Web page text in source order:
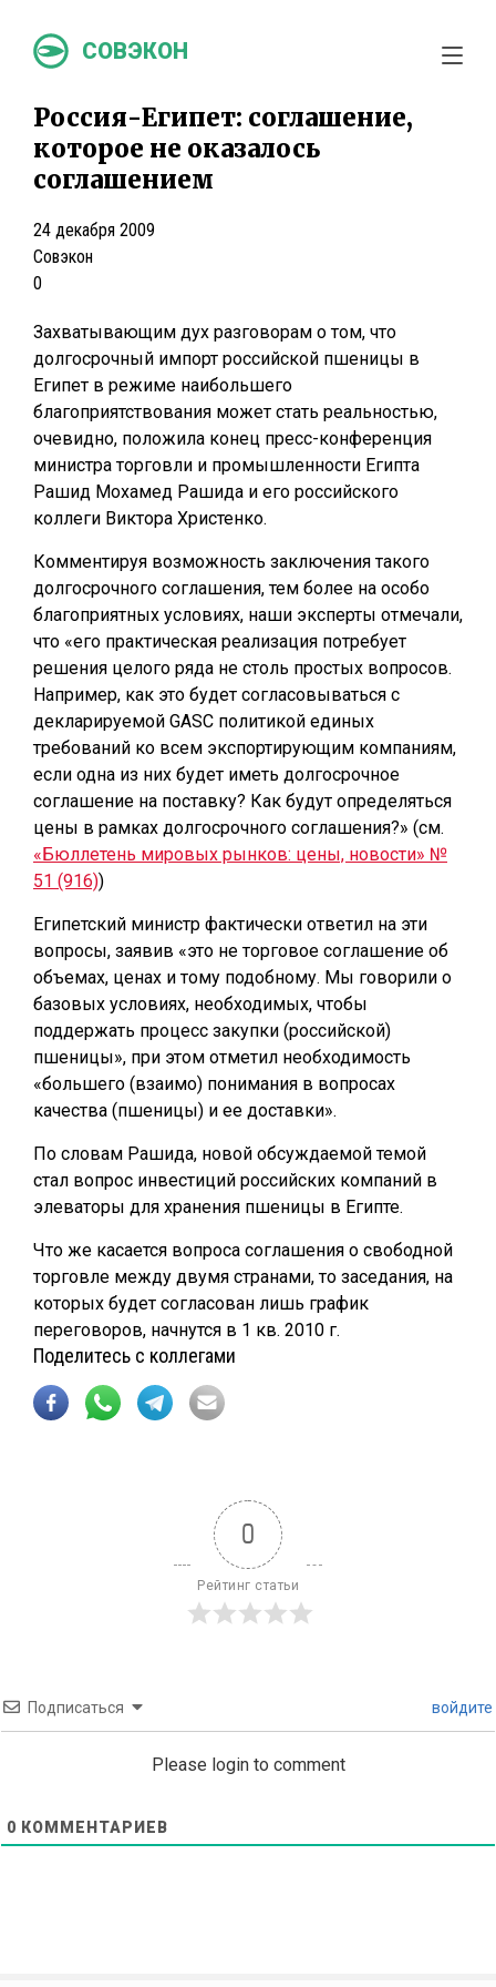
СОВЭКОН
Россия-Египет: соглашение,
которое не оказалось
соглашением
24 декабря 2009
Совэкон
0
Захватывающим дух разговорам о том, что
долгосрочный импорт российской пшеницы в
Египет в режиме наибольшего
благоприятствования может стать реальностью,
очевидно, положила конец пресс-конференция
министра торговли и промышленности Египта
Рашид Мохамед Рашида и его российского
коллеги Виктора Христенко.
Комментируя возможность заключения такого
долгосрочного соглашения, тем более на особо
благоприятных условиях, наши эксперты отмечали,
что «его практическая реализация потребует
решения целого ряда не столь простых вопросов.
Например, как это будет согласовываться с
декларируемой GASC политикой единых
требований ко всем экспортирующим компаниям,
если одна из них будет иметь долгосрочное
соглашение на поставку? Как будут определяться
цены в рамках долгосрочного соглашения?» (см.
«Бюллетень мировых рынков: цены, новости» №
51 (916))
Египетский министр фактически ответил на эти
вопросы, заявив «это не торговое соглашение об
объемах, ценах и тому подобному. Мы говорили о
базовых условиях, необходимых, чтобы
поддержать процесс закупки (российской)
пшеницы», при этом отметил необходимость
«большего (взаимо) понимания в вопросах
качества (пшеницы) и ее доставки».
По словам Рашида, новой обсуждаемой темой
стал вопрос инвестиций российских компаний в
элеваторы для хранения пшеницы в Египте.
Что же касается вопроса соглашения о свободной
торговле между двумя странами, то заседания, на
которых будет согласован лишь график
переговоров, начнутся в 1 кв. 2010 г.
Поделитесь с коллегами
0
Рейтинг статьи
Подписаться войдите
Please login to comment
0 КОММЕНТАРИЕВ